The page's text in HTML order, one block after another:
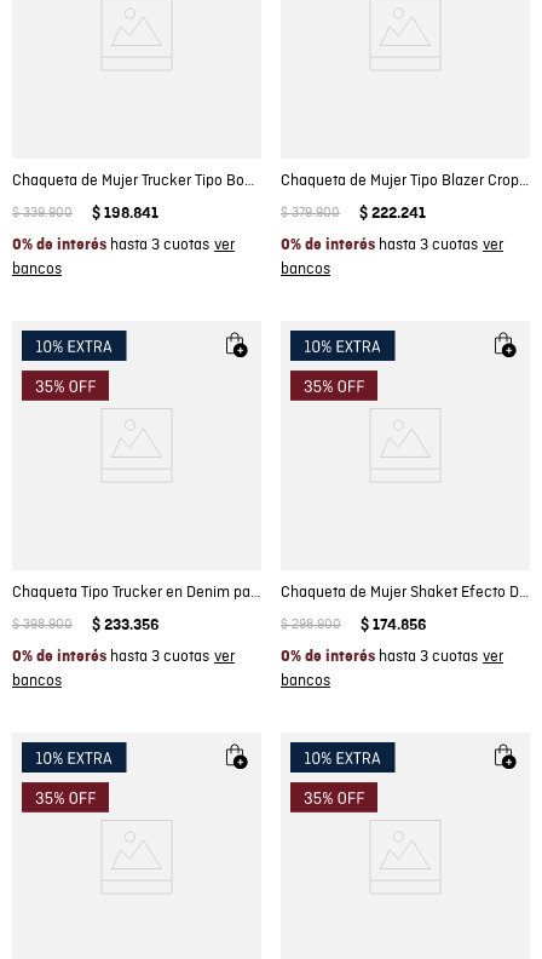
Chaqueta de Mujer Trucker Tipo Bomber Efecto Destroy Lavado Claro en Algodón
$ 339.900 $ 198.841
0% de interés hasta 3 cuotas
Chaqueta de Mujer Tipo Blazer Crop con Piedras en Algodón
$ 379.900 $ 222.241
0% de interés hasta 3 cuotas
Chaqueta Tipo Trucker en Denim para Mujer
$ 398.900 $ 233.356
0% de interés hasta 3 cuotas
Chaqueta de Mujer Shaket Efecto Desgaste Marcado Lavado Gris en Algodón
$ 298.900 $ 174.856
0% de interés hasta 3 cuotas